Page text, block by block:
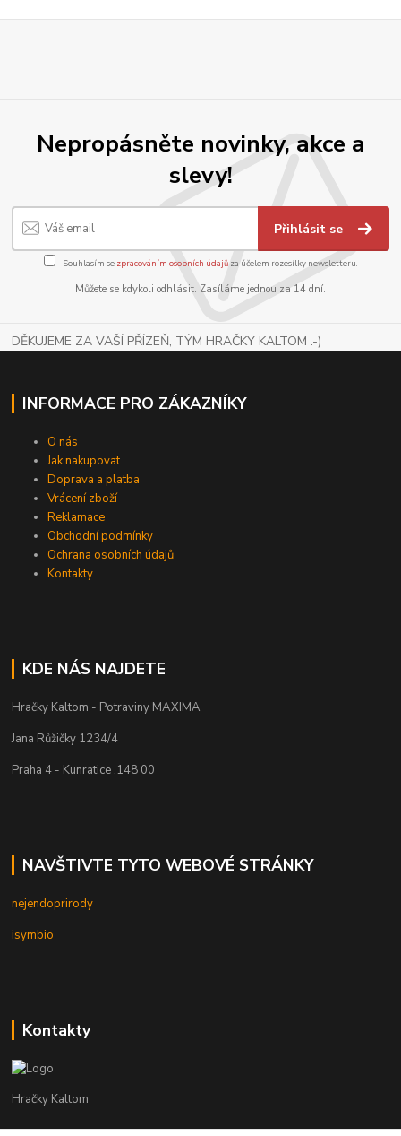
Nepropásněte novinky, akce a
slevy!
Přihlásit se
Souhlasím se zpracováním osobních údajůza účelem rozesílky newsletteru.
Můžete se kdykoli odhlásit. Zasíláme jednou za 14 dní.
DĚKUJEME ZA VAŠÍ PŘÍZEŇ, TÝM HRAČKY KALTOM .-)
INFORMACE PRO ZÁKAZNÍKY
O nás
Jak nakupovat
Doprava a platba
Vrácení zboží
Reklamace
Obchodní podmínky
Ochrana osobních údajů
Kontakty
KDE NÁS NAJDETE
Hračky Kaltom - Potraviny MAXIMA
Jana Růžičky 1234/4
Praha 4 - Kunratice ,148 00
NAVŠTIVTE TYTO WEBOVÉ STRÁNKY
nejendoprirody
isymbio
Kontakty
Hračky Kaltom